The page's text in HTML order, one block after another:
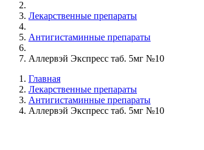
Лекарственные препараты
Антигистаминные препараты
Аллервэй Экспресс таб. 5мг №10
Главная
Лекарственные препараты
Антигистаминные препараты
Аллервэй Экспресс таб. 5мг №10